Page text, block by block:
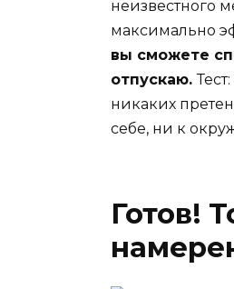
неизвестного
максимально
вы сможете
отпускаю.
никаких
себе, ни к
Готов!